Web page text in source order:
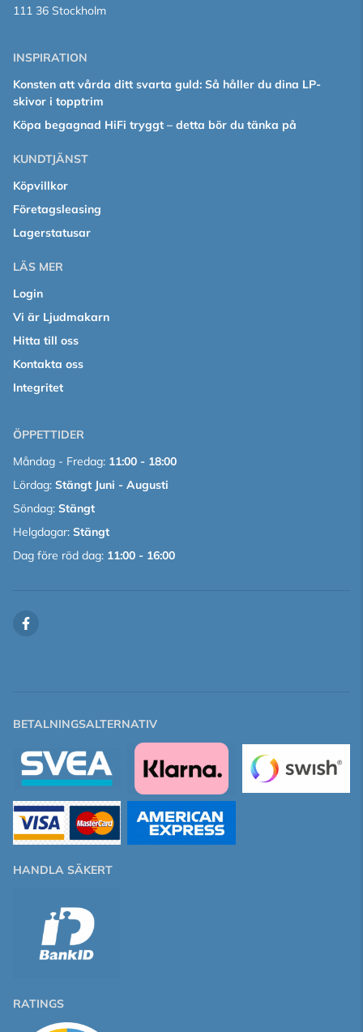
111 36 Stockholm
INSPIRATION
Konsten att vårda ditt svarta guld: Så håller du dina LP-
skivor i topptrim
Köpa begagnad HiFi tryggt – detta bör du tänka på
KUNDTJÄNST
Köpvillkor
Företagsleasing
Lagerstatusar
LÄS MER
Login
Vi är Ljudmakarn
Hitta till oss
Kontakta oss
Integritet
ÖPPETTIDER
Måndag - Fredag: 11:00 - 18:00
Lördag: Stängt Juni - Augusti
Söndag: Stängt
Helgdagar: Stängt
Dag före röd dag: 11:00 - 16:00
BETALNINGSALTERNATIV
HANDLA SÄKERT
RATINGS